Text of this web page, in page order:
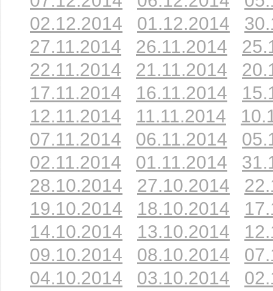
02.12.2014
01.12.2014
27.11.2014
26.11.2014
22.11.2014
21.11.2014
17.11.2014
16.11.2014
12.11.2014
11.11.2014
07.11.2014
06.11.2014
02.11.2014
01.11.2014
28.10.2014
27.10.2014
19.10.2014
18.10.2014
14.10.2014
13.10.2014
09.10.2014
08.10.2014
04.10.2014
03.10.2014